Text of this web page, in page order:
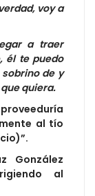
voy a
a traer
él te puedo
de y
quiera.
al tío
González
al